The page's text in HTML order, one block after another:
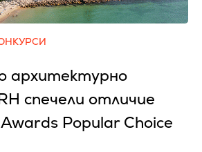
архитектурно
спечели отличие
Popular Choice